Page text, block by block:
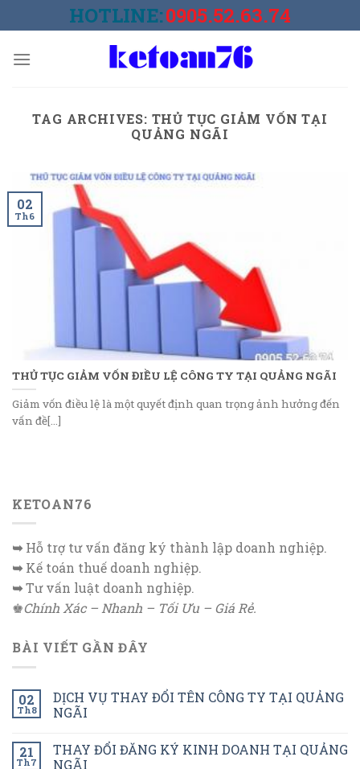
to
HOTLINE:0905.52.63.74
TAG ARCHIVES: THỦ TỤC GIẢM VỐN TẠI
QUẢNG NGÃI
THỦ TỤC GIẢM VỐN ĐIỀU LỆ CÔNG TY TẠI QUẢNG NGÃI
Giảm vốn điều lệ là một quyết định quan trọng ảnh hưởng đến
vấn đề[...]
02
Th6
KETOAN76
➥Hỗ trợ tư vấn đăng ký thành lập doanh nghiệp.
➥Kế toán thuế doanh nghiệp.
➥Tư vấn luật doanh nghiệp.
♚Chính Xác – Nhanh – Tối Ưu – Giá Rẻ.
BÀI VIẾT GẦN ĐÂY
02
Th8
DỊCH VỤ THAY ĐỔI TÊN CÔNG TY TẠI QUẢNG
NGÃI
21
Th7
THAY ĐỔI ĐĂNG KÝ KINH DOANH TẠI QUẢNG
NGÃI